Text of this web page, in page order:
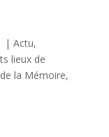
| Actu,
lieux de
la Mémoire,